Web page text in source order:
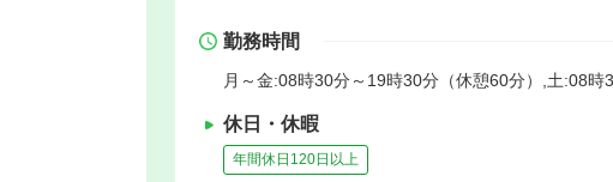
勤務時間
月～金:08時30分～19時30分（休憩60分）,土:08時
休日・休暇
年間休日120日以上